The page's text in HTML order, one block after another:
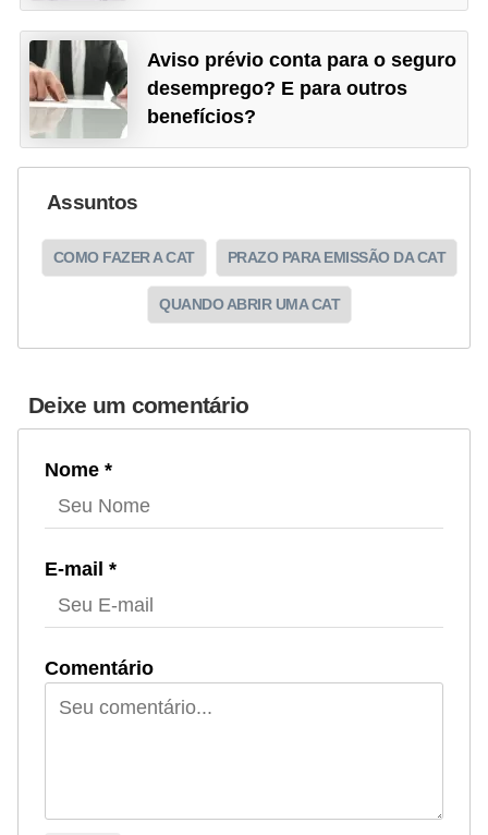
Aviso prévio conta para o seguro
desemprego? E para outros
benefícios?
Assuntos
COMO FAZER A CAT PRAZO PARA EMISSÃO DA CAT
QUANDO ABRIR UMA CAT
Deixe um comentário
Nome *
E-mail *
Comentário
t
r
o
l
e
e
p
o
t